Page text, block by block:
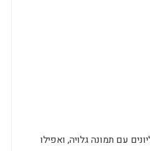
עם תמונה גלויה, ואפילו